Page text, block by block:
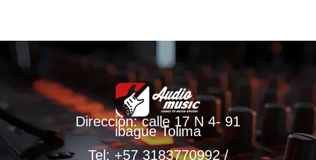
Dirección: calle 17 N 4- 91
ibague Tolima
Tel: +57 3183770992 /